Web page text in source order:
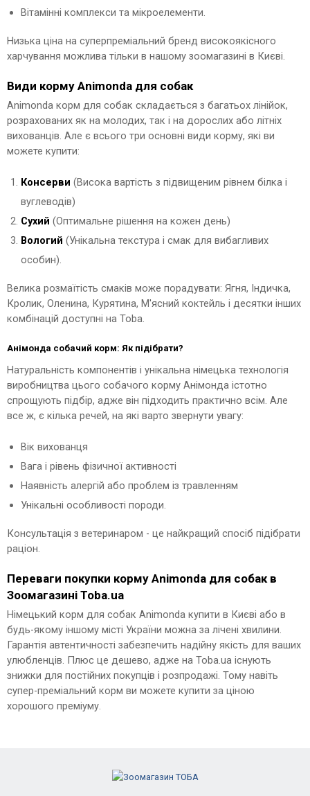
Вітамінні комплекси та мікроелементи.
Низька ціна на суперпреміальний бренд високоякісного
харчування можлива тільки в нашому зоомагазині в Києві.
Види корму Animonda для собак
Animonda корм для собак складається з багатьох лінійок,
розрахованих як на молодих, так і на дорослих або літніх
вихованців. Але є всього три основні види корму, які ви
можете купити:
Консерви (Висока вартість з підвищеним рівнем білка і
вуглеводів)
Сухий (Оптимальне рішення на кожен день)
Вологий (Унікальна текстура і смак для вибагливих
особин).
Велика розмаїтість смаків може порадувати: Ягня, Індичка,
Кролик, Оленина, Курятина, М'ясний коктейль і десятки інших
комбінацій доступні на Toba.
Анімонда собачий корм: Як підібрати?
Натуральність компонентів і унікальна німецька технологія
виробництва цього собачого корму Анімонда істотно
спрощують підбір, адже він підходить практично всім. Але
все ж, є кілька речей, на які варто звернути увагу:
Вік вихованця
Вага і рівень фізичної активності
Наявність алергій або проблем із травленням
Унікальні особливості породи.
Консультація з ветеринаром - це найкращий спосіб підібрати
раціон.
Переваги покупки корму Animonda для собак в
Зоомагазині Toba.ua
Німецький корм для собак Animonda купити в Києві або в
будь-якому іншому місті України можна за лічені хвилини.
Гарантія автентичності забезпечить надійну якість для ваших
улюбленців. Плюс це дешево, адже на Toba.ua існують
знижки для постійних покупців і розпродажі. Тому навіть
супер-преміальний корм ви можете купити за ціною
хорошого преміуму.